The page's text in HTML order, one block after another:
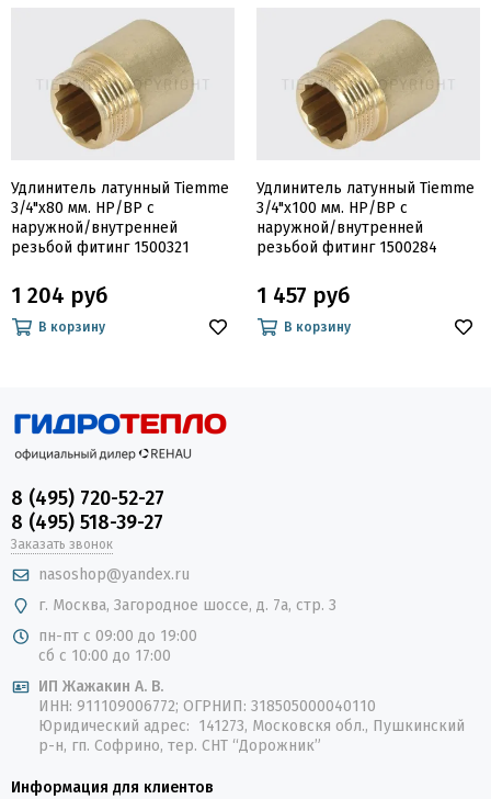
Удлинитель латунный Tiemme
3/4"х80 мм. НР/ВР с
наружной/внутренней
резьбой фитинг 1500321
1 204 руб
В корзину
Удлинитель латунный Tiemme
3/4"х100 мм. НР/ВР с
наружной/внутренней
резьбой фитинг 1500284
1 457 руб
В корзину
8 (495) 720-52-27
8 (495) 518-39-27
Заказать звонок
nasoshop@yandex.ru
г. Москва, Загородное шоссе, д. 7а, стр. 3
пн-пт с 09:00 до 19:00
сб с 10:00 до 17:00
ИП Жажакин А. В.
ИНН: 911109006772; ОГРНИП: 318505000040110
Юридический адрес: 141273, Московскя обл., Пушкинский
р-н, гп. Софрино, тер. СНТ “Дорожник”
Информация для клиентов